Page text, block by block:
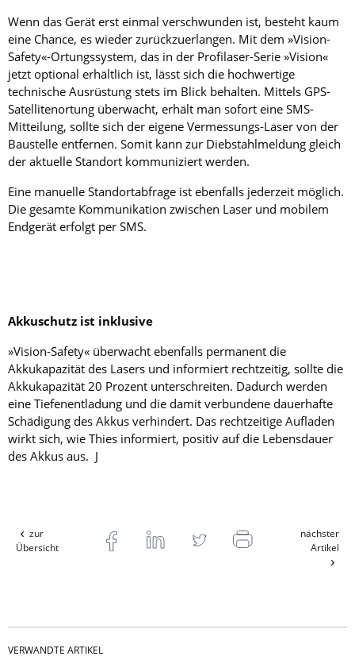
Wenn das Gerät erst einmal verschwunden ist, besteht kaum
eine Chance, es wieder zurückzuerlangen. Mit dem »Vision-
Safety«-Ortungssystem, das in der Profilaser-Serie »Vision«
jetzt optional erhältlich ist, lässt sich die hochwertige
technische Ausrüstung stets im Blick behalten. Mittels GPS-
Satellitenortung überwacht, erhält man sofort eine SMS-
Mitteilung, sollte sich der eigene Vermessungs-Laser von der
Baustelle entfernen. Somit kann zur Diebstahlmeldung gleich
der aktuelle Standort kommuniziert werden.
Eine manuelle Standortabfrage ist ebenfalls jederzeit möglich.
Die gesamte Kommunikation zwischen Laser und mobilem
Endgerät erfolgt per SMS.
Akkuschutz ist inklusive
»Vision-Safety« überwacht ebenfalls permanent die
Akkukapazität des Lasers und informiert rechtzeitig, sollte die
Akkukapazität 20 Prozent unterschreiten. Dadurch werden
eine Tiefenentladung und die damit verbundene dauerhafte
Schädigung des Akkus verhindert. Das rechtzeitige Aufladen
wirkt sich, wie Thies informiert, positiv auf die Lebensdauer
des Akkus aus. J
zur
Übersicht
nächster
Artikel
VERWANDTE ARTIKEL